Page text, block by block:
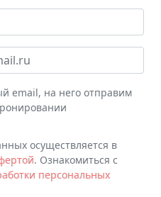
email, на него отправим
осуществляется в
. Ознакомиться с
персональных